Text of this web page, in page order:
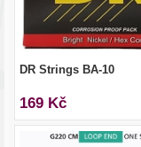
DR Strings BA-10
169 Kč